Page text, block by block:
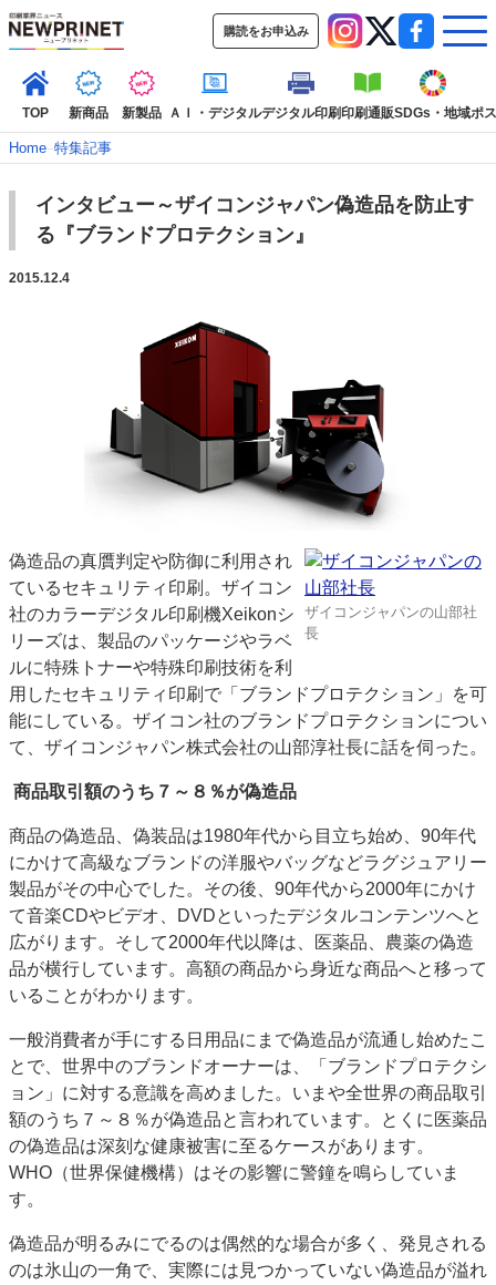
購読をお申込み
TOP 新商品 新製品 ＡＩ・デジタルデジタル印刷印刷通販SDGs・地域ポ
インデックス
TOP
新着記事 特集記事
動画コンテンツ
インタビュー
ＡＩ・デジタル デジタル印刷
ビジネス
人事・移転・異動・訃報
特集記事カテゴリー一覧
2022 見える化・MIS特集
特集・デジタル印刷 アイデアで勝負！ ～多様なビジネス・多彩な商材～
JAPAN PACK 2023 特集
中古印刷機・製本機特集
2022 検査・校正特集
特集・デジタル印刷 ～ 新成長軌道を描く
案内
発刊案内
JFPI印刷用語集 印刷機材年鑑
運営
会社案内
購読・購入申し込み
サイトポリシー
Home–特集記事
インタビュー～ザイコンジャパン偽造品を防止す
る『ブランドプロテクション』
2015.12.4
ザイコンジャパンの山部社
長
偽造品の真贋判定や防御に利用され
ているセキュリティ印刷。ザイコン
社のカラーデジタル印刷機Xeikonシ
リーズは、製品のパッケージやラベ
ルに特殊トナーや特殊印刷技術を利
用したセキュリティ印刷で「ブランドプロテクション」を可
能にしている。ザイコン社のブランドプロテクションについ
て、ザイコンジャパン株式会社の山部淳社長に話を伺った。
商品取引額のうち７～８％が偽造品
商品の偽造品、偽装品は1980年代から目立ち始め、90年代
にかけて高級なブランドの洋服やバッグなどラグジュアリー
製品がその中心でした。その後、90年代から2000年にかけ
て音楽CDやビデオ、DVDといったデジタルコンテンツへと
広がります。そして2000年代以降は、医薬品、農薬の偽造
品が横行しています。高額の商品から身近な商品へと移って
いることがわかります。
一般消費者が手にする日用品にまで偽造品が流通し始めたこ
とで、世界中のブランドオーナーは、「ブランドプロテクシ
ョン」に対する意識を高めました。いまや全世界の商品取引
額のうち７～８％が偽造品と言われています。とくに医薬品
の偽造品は深刻な健康被害に至るケースがあります。
WHO（世界保健機構）はその影響に警鐘を鳴らしていま
す。
偽造品が明るみにでるのは偶然的な場合が多く、発見される
のは氷山の一角で、実際には見つかっていない偽造品が溢れ